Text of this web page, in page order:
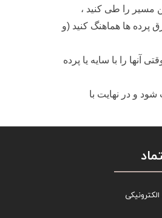
مسیر را طی کنید ،
پرده ها هماهنگ کنید (و
را با سایه یا پرده
و در نهایت با
الکترونیکی